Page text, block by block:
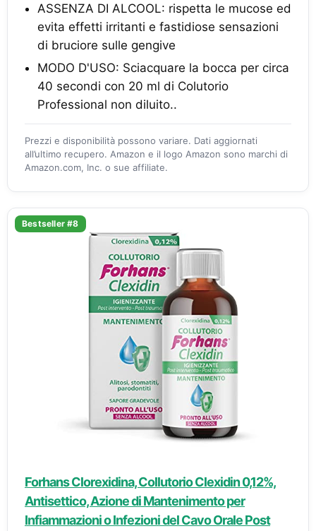
ASSENZA DI ALCOOL: rispetta le mucose ed
evita effetti irritanti e fastidiose sensazioni
di bruciore sulle gengive
MODO D'USO: Sciacquare la bocca per circa
40 secondi con 20 ml di Colutorio
Professional non diluito..
Prezzi e disponibilità possono variare. Dati aggiornati
all’ultimo recupero. Amazon e il logo Amazon sono marchi di
Amazon.com, Inc. o sue affiliate.
Bestseller #8
Forhans Clorexidina, Collutorio Clexidin 0,12%,
Antisettico, Azione di Mantenimento per
Infiammazioni o Infezioni del Cavo Orale Post